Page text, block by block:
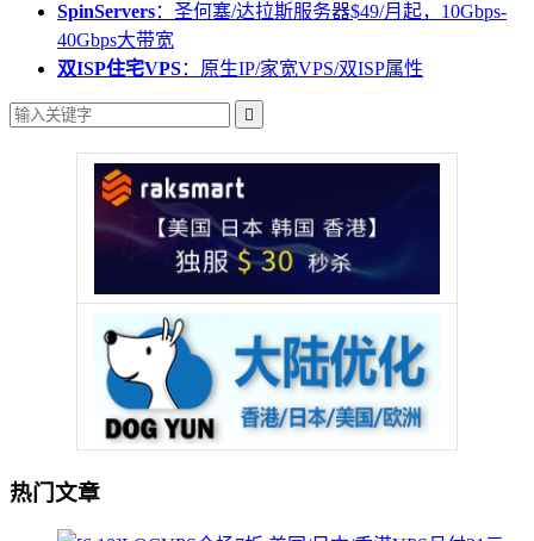
SpinServers：圣何塞/达拉斯服务器$49/月起，10Gbps-
40Gbps大带宽
双ISP住宅VPS：原生IP/家宽VPS/双ISP属性

热门文章